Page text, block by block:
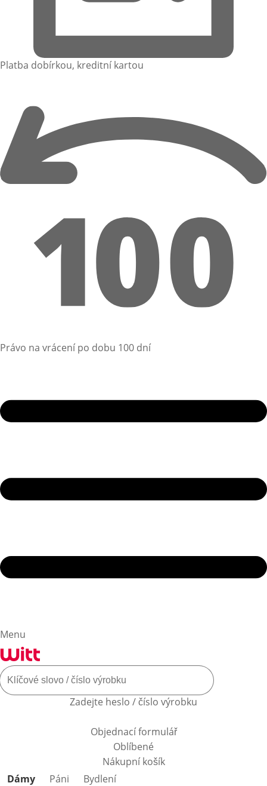
Platba dobírkou, kreditní kartou
Právo na vrácení po dobu 100 dní
Menu
Zadejte heslo / číslo výrobku
Objednací formulář
Oblíbené
Nákupní košík
Přeskočit kategorie produktů
Dámy Páni
Bydlení